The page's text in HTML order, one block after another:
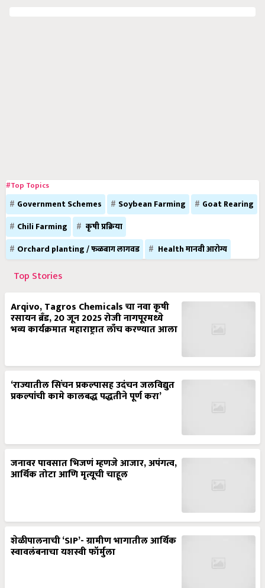
#Top Topics
Government Schemes Soybean Farming
Goat Rearing
Chili Farming
कृषी प्रक्रिया
Orchard planting / फळबाग लागवड
Health मानवी आरोग्य
Top Stories
Arqivo, Tagros Chemicals चा नवा कृषी
रसायन ब्रँड, 20 जून 2025 रोजी नागपूरमध्ये
भव्य कार्यक्रमात महाराष्ट्रात लाँच करण्यात आला
‘राज्यातील सिंचन प्रकल्पासह उदंचन जलविद्युत
प्रकल्पांची कामे कालबद्ध पद्धतीने पूर्ण करा’
जनावर पावसात भिजणं म्हणजे आजार, अपंगत्व,
आर्थिक तोटा आणि मृत्यूची चाहूल
शेळीपालनाची ‘SIP’- ग्रामीण भागातील आर्थिक
स्वावलंबनाचा यशस्वी फॉर्मुला